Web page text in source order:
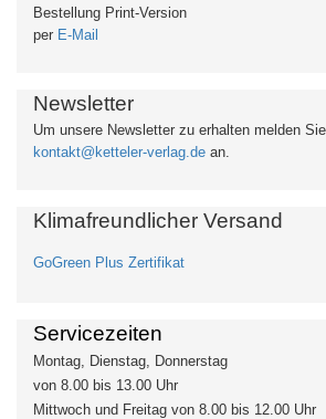
Bestellung Print-Version
per E-Mail
Newsletter
Um unsere Newsletter zu erhalten melden
kontakt@ketteler-verlag.de an.
Klimafreundlicher Versand
GoGreen Plus Zertifikat
Servicezeiten
Montag, Dienstag, Donnerstag
von 8.00 bis 13.00 Uhr
Mittwoch und Freitag von 8.00 bis 12.00 Uhr